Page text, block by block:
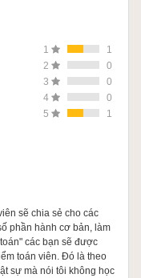
1
1
2
0
3
0
4
0
5
1
sẽ chia sẻ cho các
phần hành cơ bản, làm
các bạn sẽ được
toán viên. Đó là theo
sự mà nói tôi không học